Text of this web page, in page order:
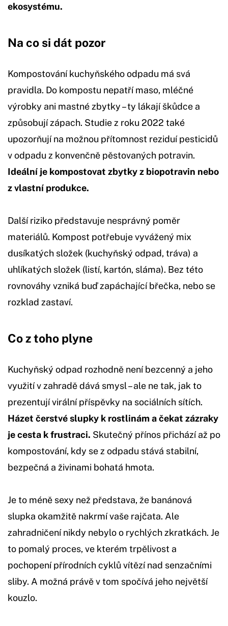
ekosystému.
Na co si dát pozor
Kompostování kuchyňského odpadu má svá
pravidla. Do kompostu nepatří maso, mléčné
výrobky ani mastné zbytky – ty lákají škůdce a
způsobují zápach. Studie z roku 2022 také
upozorňují na možnou přítomnost reziduí pesticidů
v odpadu z konvenčně pěstovaných potravin.
Ideální je kompostovat zbytky z biopotravin nebo
z vlastní produkce.
Další riziko představuje nesprávný poměr
materiálů. Kompost potřebuje vyvážený mix
dusíkatých složek (kuchyňský odpad, tráva) a
uhlíkatých složek (listí, kartón, sláma). Bez této
rovnováhy vzniká buď zapáchající břečka, nebo se
rozklad zastaví.
Co z toho plyne
Kuchyňský odpad rozhodně není bezcenný a jeho
využití v zahradě dává smysl – ale ne tak, jak to
prezentují virální příspěvky na sociálních sítích.
Házet čerstvé slupky k rostlinám a čekat zázraky
je cesta k frustraci. Skutečný přínos přichází až po
kompostování, kdy se z odpadu stává stabilní,
bezpečná a živinami bohatá hmota.
Je to méně sexy než představa, že banánová
slupka okamžitě nakrmí vaše rajčata. Ale
zahradničení nikdy nebylo o rychlých zkratkách. Je
to pomalý proces, ve kterém trpělivost a
pochopení přírodních cyklů vítězí nad senzačními
sliby. A možná právě v tom spočívá jeho největší
kouzlo.